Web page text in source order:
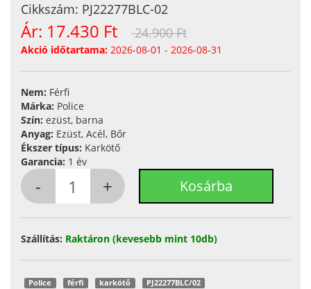
Cikkszám: PJ22277BLC-02
Ár: 17.430 Ft 24.900 Ft
Akció időtartama: 2026-08-01 - 2026-08-31
Nem: Férfi
Márka: Police
Szín: ezüst, barna
Anyag: Ezüst, Acél, Bőr
Ékszer típus: Karkötő
Garancia: 1 év
Szállítás: Raktáron (kevesebb mint 10db)
Police férfi karkötő PJ22277BLC/02